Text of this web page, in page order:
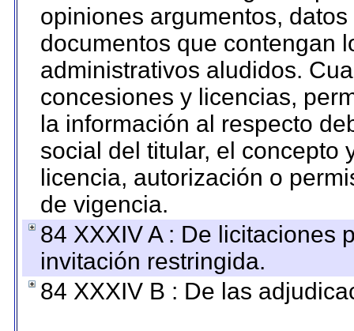
opiniones argumentos,
documentos que contengan
administrativos aludidos.
concesiones y licencias,
la información al respecto
social del titular, el concepto
licencia, autorización o
de vigencia.
84 XXXIV A : De licitaciones
invitación restringida.
84 XXXIV B : De las